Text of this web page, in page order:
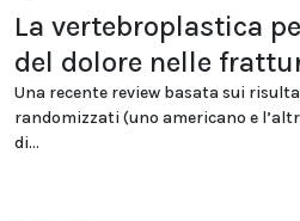
La vertebroplastica
del dolore nelle
Una recente review basata sui
randomizzati (uno americano e
di...